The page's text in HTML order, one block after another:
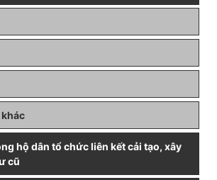
hộ dân tổ chức liên kết cải tạo, xây
cũ